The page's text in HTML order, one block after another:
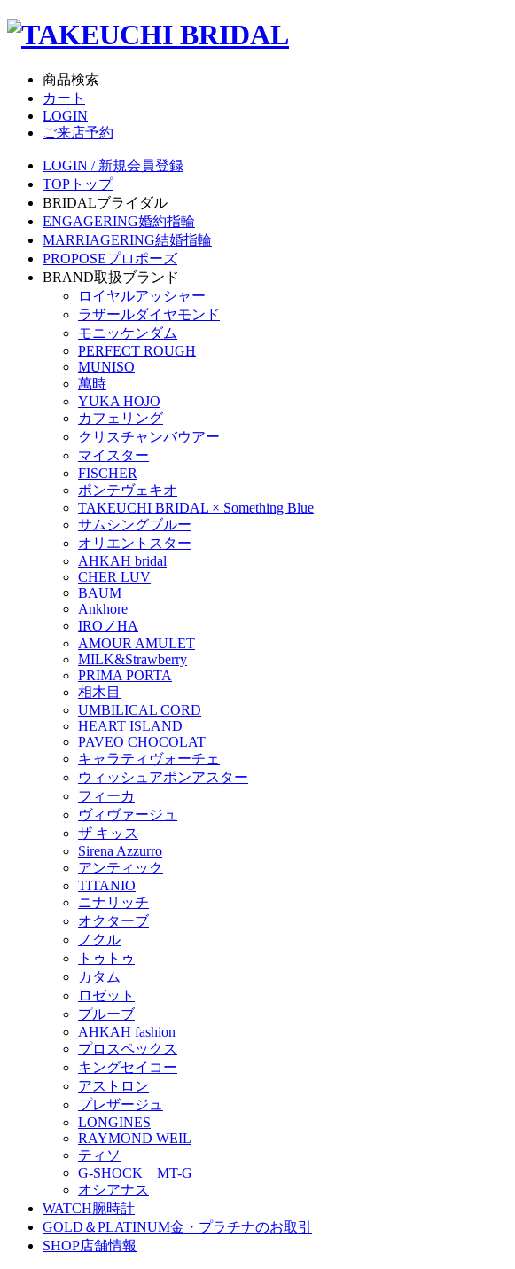
商品検索
カート
LOGIN
ご来店予約
LOGIN / 新規会員登録
TOP トップ
BRIDALブライダル
ENGAGERING婚約指輪
MARRIAGERING結婚指輪
PROPOSEプロポーズ
BRAND取扱ブランド
ロイヤルアッシャー
ラザールダイヤモンド
モニッケンダム
PERFECT ROUGH
MUNISO
萬時
YUKA HOJO
カフェリング
クリスチャンバウアー
マイスター
FISCHER
ポンテヴェキオ
TAKEUCHI BRIDAL × Something Blue
サムシングブルー
オリエントスター
AHKAH bridal
CHER LUV
BAUM
Ankhore
IROノHA
AMOUR AMULET
MILK&Strawberry
PRIMA PORTA
相木目
UMBILICAL CORD
HEART ISLAND
PAVEO CHOCOLAT
キャラティヴォーチェ
ウィッシュアポンアスター
フィーカ
ヴィヴァージュ
ザ キッス
Sirena Azzurro
アンティック
TITANIO
ニナリッチ
オクターブ
ノクル
トゥトゥ
カタム
ロゼット
プルーブ
AHKAH fashion
プロスペックス
キングセイコー
アストロン
プレザージュ
LONGINES
RAYMOND WEIL
ティソ
G-SHOCK MT-G
オシアナス
WATCH腕時計
GOLD＆PLATINUM金・プラチナのお取引
SHOP店舗情報